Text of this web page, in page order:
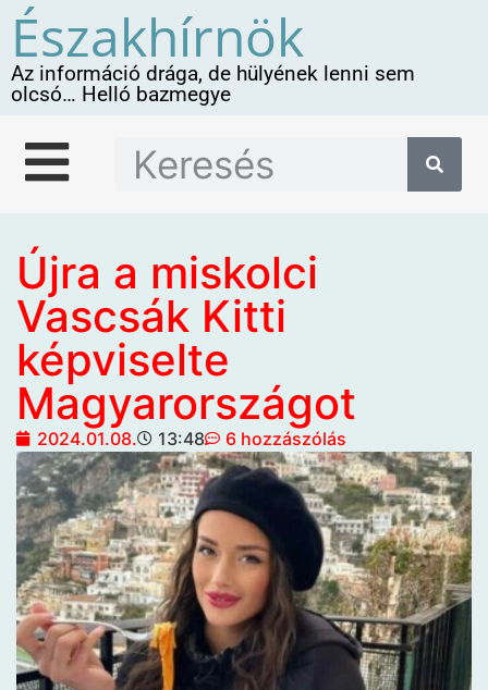
Északhírnök
Az információ drága, de hülyének lenni sem
olcsó… Helló bazmegye
Újra a miskolci
Vascsák Kitti
képviselte
Magyarországot
2024.01.08. 13:48 6 hozzászólás